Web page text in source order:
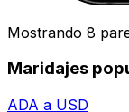
Mostrando 8
Maridajes
ADA a USD